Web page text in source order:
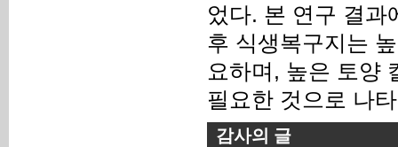
었다. 본 연구 결과
후 식생복구지는
요하며, 높은 토양
필요한 것으로 나
감사의 글